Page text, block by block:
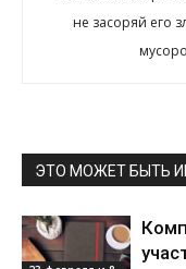
не засоряй его
ЭТО МОЖЕТ БЫТЬ